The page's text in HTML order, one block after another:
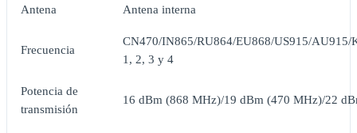
Antena Antena interna
Frecuencia
CN470/IN865/RU864/EU868/US915/AU915/
1, 2, 3 y 4
Potencia de
transmisión
16 dBm (868 MHz)/19 dBm (470 MHz)/22